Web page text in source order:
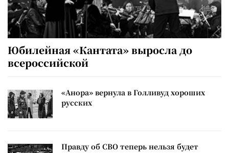
Юбилейная «Кантата» выросла до
всероссийской
«Анора» вернула в Голливуд хороших
русских
Правду об СВО теперь нельзя будет